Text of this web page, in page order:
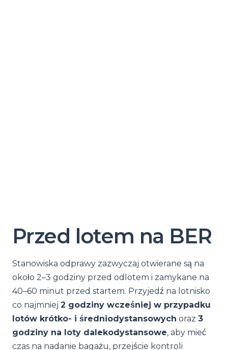
Przed lotem na BER
Stanowiska odprawy zazwyczaj otwierane są na
około 2–3 godziny przed odlotem i zamykane na
40–60 minut przed startem. Przyjedź na lotnisko
co najmniej 2 godziny wcześniej w przypadku
lotów krótko- i średniodystansowych oraz 3
godziny na loty dalekodystansowe, aby mieć
czas na nadanie bagażu, przejście kontroli